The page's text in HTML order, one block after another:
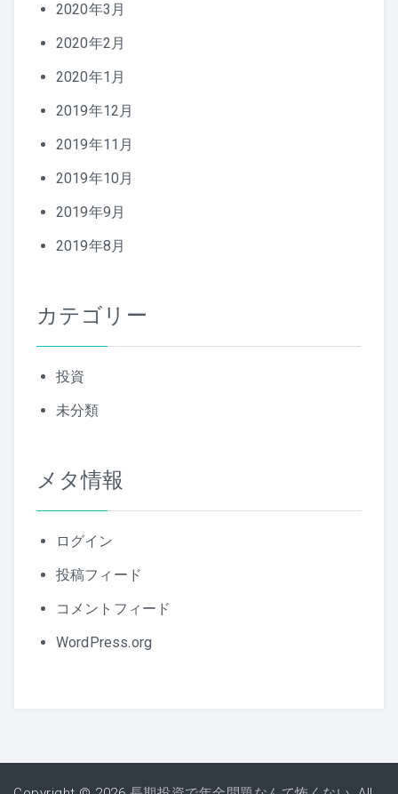
2020年3月
2020年2月
2020年1月
2019年12月
2019年11月
2019年10月
2019年9月
2019年8月
カテゴリー
投資
未分類
メタ情報
ログイン
投稿フィード
コメントフィード
WordPress.org